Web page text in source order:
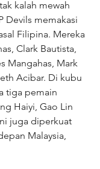
kalah mewah
Devils memakasi
Filipina. Mereka
Clark Bautista,
Mangahas, Mark
Acibar. Di kubu
tiga pemain
Haiyi, Gao Lin
juga diperkuat
Malaysia,